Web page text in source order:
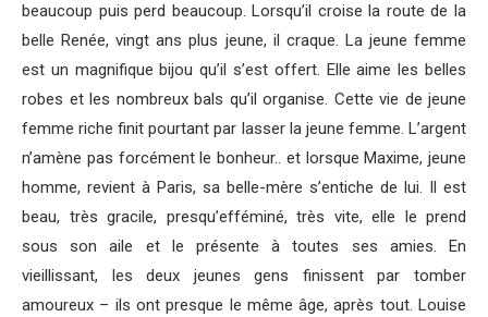
beaucoup puis perd beaucoup. Lorsqu’il croise la route de la
belle Renée, vingt ans plus jeune, il craque. La jeune femme
est un magnifique bijou qu’il s’est offert. Elle aime les belles
robes et les nombreux bals qu’il organise. Cette vie de jeune
femme riche finit pourtant par lasser la jeune femme. L’argent
n’amène pas forcément le bonheur.. et lorsque Maxime, jeune
homme, revient à Paris, sa belle-mère s’entiche de lui. Il est
beau, très gracile, presqu’efféminé, très vite, elle le prend
sous son aile et le présente à toutes ses amies. En
vieillissant, les deux jeunes gens finissent par tomber
amoureux – ils ont presque le même âge, après tout. Louise